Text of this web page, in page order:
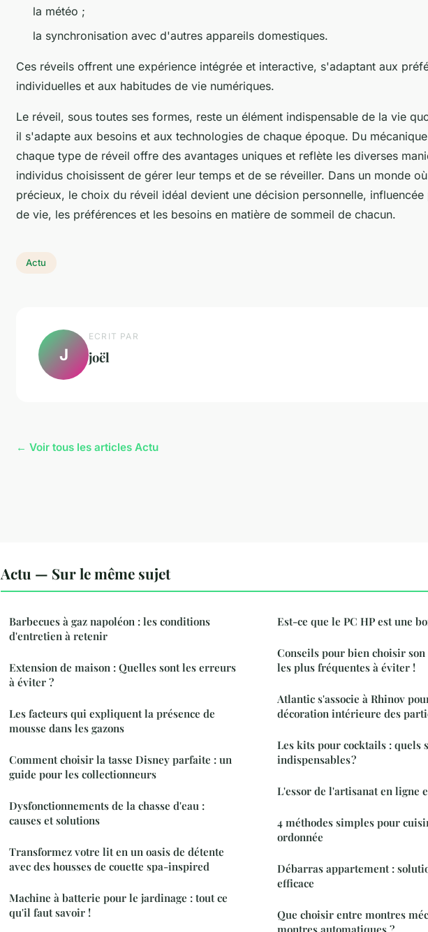
la météo ;
la synchronisation avec d'autres appareils domestiques.
Ces réveils offrent une expérience intégrée et interactive, s'adaptant aux
individuelles et aux habitudes de vie numériques.
Le réveil, sous toutes ses formes, reste un élément indispensable de la vie
il s'adapte aux besoins et aux technologies de chaque époque. Du
chaque type de réveil offre des avantages uniques et reflète les diverses
individus choisissent de gérer leur temps et de se réveiller. Dans un monde
précieux, le choix du réveil idéal devient une décision personnelle, influencée
de vie, les préférences et les besoins en matière de sommeil de chacun.
Actu
J
ECRIT PAR
joël
← Voir tous les articles Actu
Actu — Sur le même sujet
Barbecues à gaz napoléon : les conditions
d'entretien à retenir
Extension de maison : Quelles sont les erreurs
à éviter ?
Les facteurs qui expliquent la présence de
mousse dans les gazons
Comment choisir la tasse Disney parfaite : un
guide pour les collectionneurs
Dysfonctionnements de la chasse d'eau :
causes et solutions
Transformez votre lit en un oasis de détente
avec des housses de couette spa-inspired
Machine à batterie pour le jardinage : tout ce
qu'il faut savoir !
Est-ce que le PC HP est une
Conseils pour bien choisir
les plus fréquentes à éviter !
Atlantic s'associe à Rhinov
décoration intérieure des
Les kits pour cocktails : quels
indispensables ?
L'essor de l'artisanat en ligne
4 méthodes simples pour
ordonnée
Débarras appartement :
efficace
Que choisir entre montres